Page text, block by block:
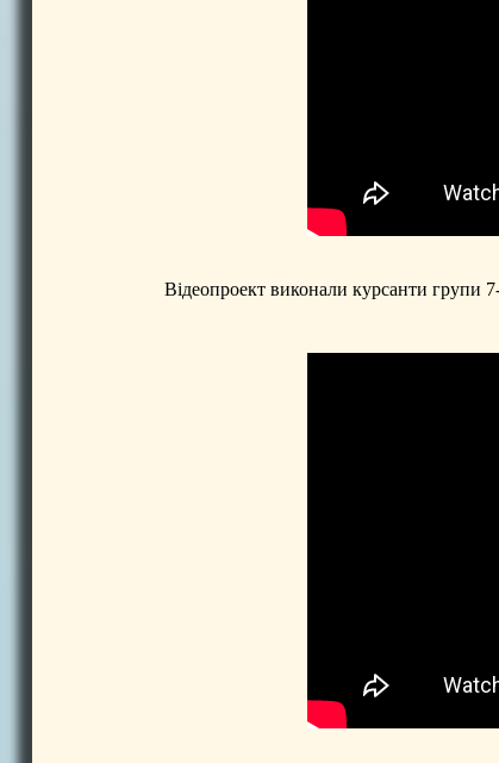
Відеопроект виконали курсанти